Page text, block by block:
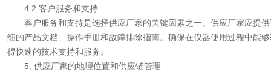
4.2 客户服务和支持
客户服务和支持是选择供应厂家的关键因素之一。供应厂家应提供
细的产品文档、操作手册和故障排除指南。确保在仪器使用过程中能
得快速的技术支持和服务。
5. 供应厂家的地理位置和供应链管理